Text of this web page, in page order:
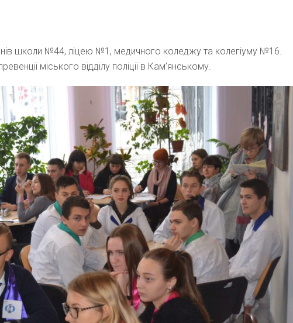
школи №44, ліцею №1, медичного коледжу та колегіуму №16.
міського відділу поліції в Кам’янському.